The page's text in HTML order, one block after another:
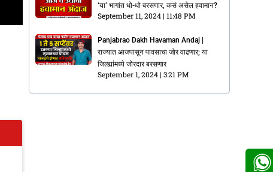
‘या’ भागांत धो-धो बरसणार, कसं असेल हवामान?
September 11, 2024 11:48 PM
Panjabrao Dakh Havaman Andaj |
राज्यात आजपासून पावसाचा जोर वाढणार; या
जिल्ह्यांमध्ये जोरदार बरसणार
September 1, 2024 3:21 PM